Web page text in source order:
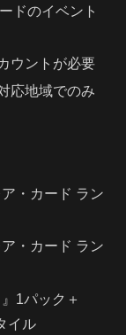
ドのイベント
ウントが必要
応地域でのみ
・カード ラン
・カード ラン
1パック＋
イル